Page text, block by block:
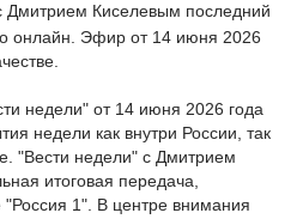
Дмитрием Киселевым последний
онлайн. Эфир от 14 июня 2026
недели" от 14 июня 2026 года
недели как внутри России, так
"Вести недели" с Дмитрием
итоговая передача,
1". В центре внимания